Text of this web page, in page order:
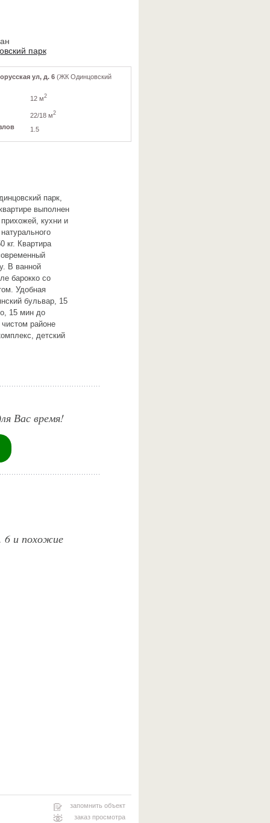
парк
ул, д. 6 (ЖК Одинцовский
12 м2
22/18 м2
1.5
парк,
выполнен
кухни и
кг. Квартира
В ванной
барокко со
Удобная
бульвар, 15
15 мин до
районе
детский
Вас время!
6 и похожие
запомнить объект
заказ просмотра